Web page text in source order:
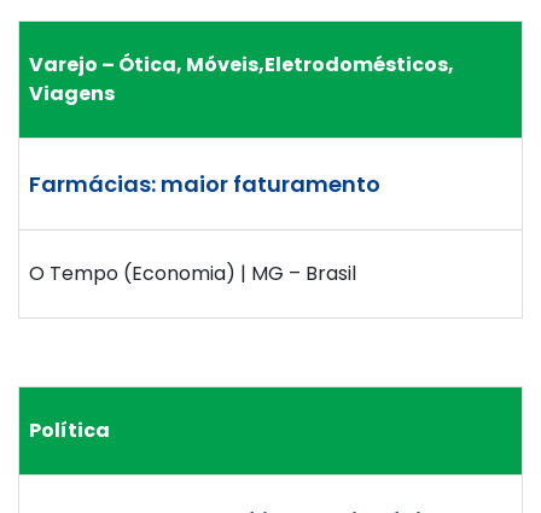
Varejo – Ótica, Móveis,Eletrodomésticos,
Viagens
Farmácias: maior faturamento
O Tempo (Economia) | MG – Brasil
Política